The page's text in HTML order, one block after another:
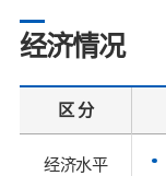
经济情况
区 分
经济水平